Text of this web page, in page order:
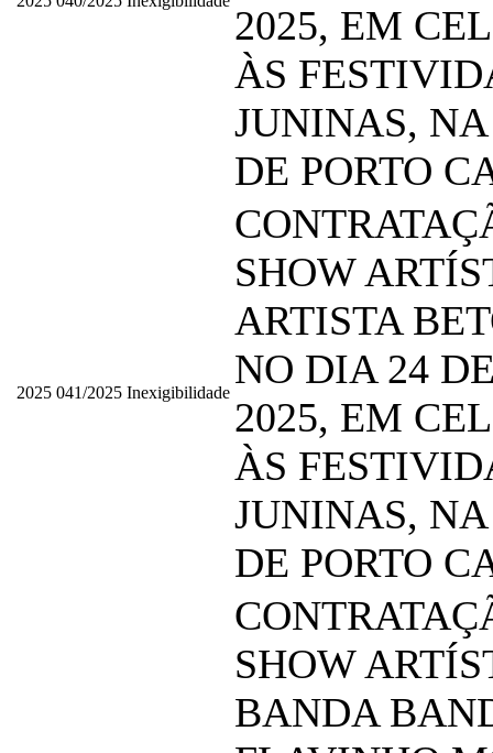
2025, EM
ÀS
JUNINAS,
DE PORTO
2025 041/2025 Inexigibilidade
SHOW
ARTISTA
NO DIA 24
2025, EM
ÀS
JUNINAS,
DE PORTO
SHOW
BANDA